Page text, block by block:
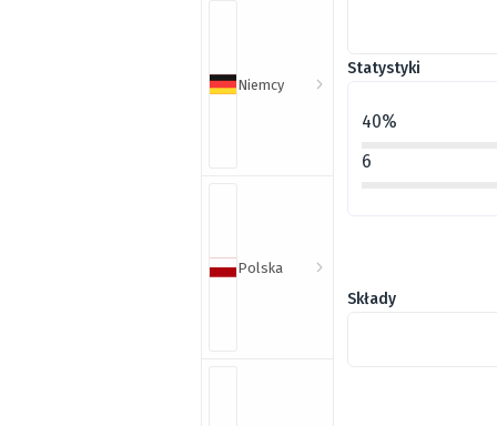
Niemcy
Polska
Statystyki
40%
6
Składy